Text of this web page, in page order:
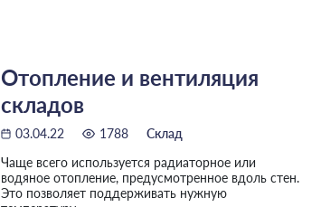
Отопление и вентиляция
складов
03.04.22 1788
Склад
Чаще всего используется радиаторное или
водяное отопление, предусмотренное вдоль стен.
Это позволяет поддерживать нужную